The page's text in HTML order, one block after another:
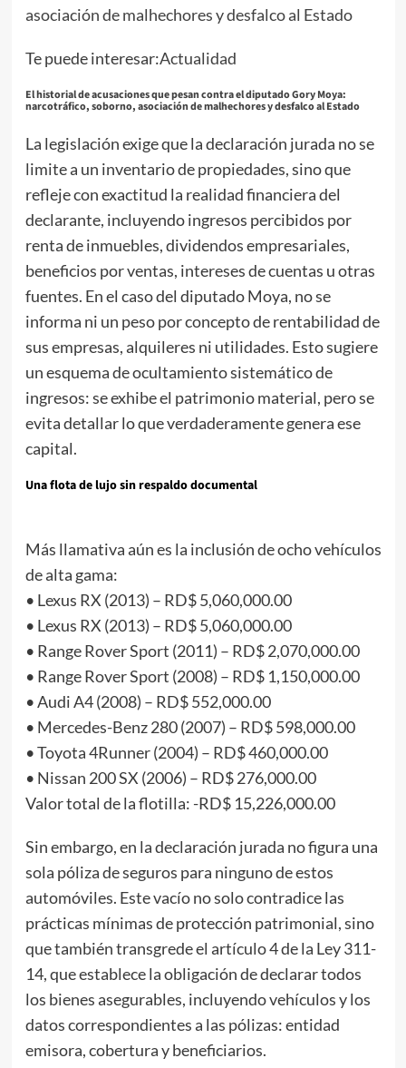
Te puede interesar:Actualidad
El historial de acusaciones que pesan contra el diputado Gory Moya:
narcotráfico, soborno, asociación de malhechores y desfalco al Estado
La legislación exige que la declaración jurada no se
limite a un inventario de propiedades, sino que
refleje con exactitud la realidad financiera del
declarante, incluyendo ingresos percibidos por
renta de inmuebles, dividendos empresariales,
beneficios por ventas, intereses de cuentas u otras
fuentes. En el caso del diputado Moya, no se
informa ni un peso por concepto de rentabilidad de
sus empresas, alquileres ni utilidades. Esto sugiere
un esquema de ocultamiento sistemático de
ingresos: se exhibe el patrimonio material, pero se
evita detallar lo que verdaderamente genera ese
capital.
Una flota de lujo sin respaldo documental
Más llamativa aún es la inclusión de ocho vehículos
de alta gama:
• Lexus RX (2013) – RD$ 5,060,000.00
• Lexus RX (2013) – RD$ 5,060,000.00
• Range Rover Sport (2011) – RD$ 2,070,000.00
• Range Rover Sport (2008) – RD$ 1,150,000.00
• Audi A4 (2008) – RD$ 552,000.00
• Mercedes-Benz 280 (2007) – RD$ 598,000.00
• Toyota 4Runner (2004) – RD$ 460,000.00
• Nissan 200 SX (2006) – RD$ 276,000.00
Valor total de la flotilla: -RD$ 15,226,000.00
Sin embargo, en la declaración jurada no figura una
sola póliza de seguros para ninguno de estos
automóviles. Este vacío no solo contradice las
prácticas mínimas de protección patrimonial, sino
que también transgrede el artículo 4 de la Ley 311-
14, que establece la obligación de declarar todos
los bienes asegurables, incluyendo vehículos y los
datos correspondientes a las pólizas: entidad
emisora, cobertura y beneficiarios.